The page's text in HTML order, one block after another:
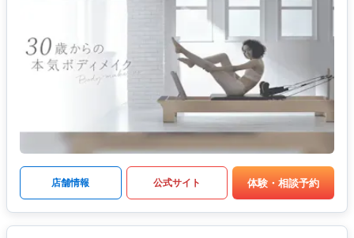
店舗情報 公式サイト 体験・相談予約